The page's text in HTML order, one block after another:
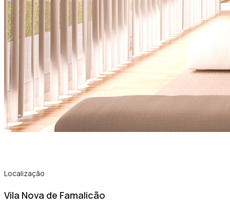
Localização
Vila Nova de Famalicão